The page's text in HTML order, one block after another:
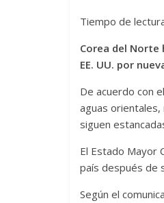
Tiempo de
Corea del
EE. UU. por
De acuerdo con
aguas orientales,
siguen
El Estado Mayor
país después de
Según el